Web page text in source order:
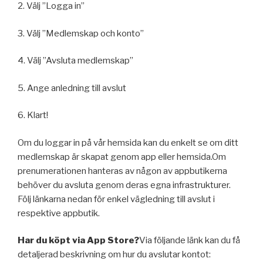
2. Välj ”Logga in”
3. Välj ”Medlemskap och konto”
4. Välj ”Avsluta medlemskap”
5. Ange anledning till avslut
6. Klart!
Om du loggar in på vår hemsida kan du enkelt se om ditt
medlemskap är skapat genom app eller hemsida.Om
prenumerationen hanteras av någon av appbutikerna
behöver du avsluta genom deras egna infrastrukturer.
Följ länkarna nedan för enkel vägledning till avslut i
respektive appbutik.
Har du köpt via App Store?Via följande länk kan du få
detaljerad beskrivning om hur du avslutar kontot: